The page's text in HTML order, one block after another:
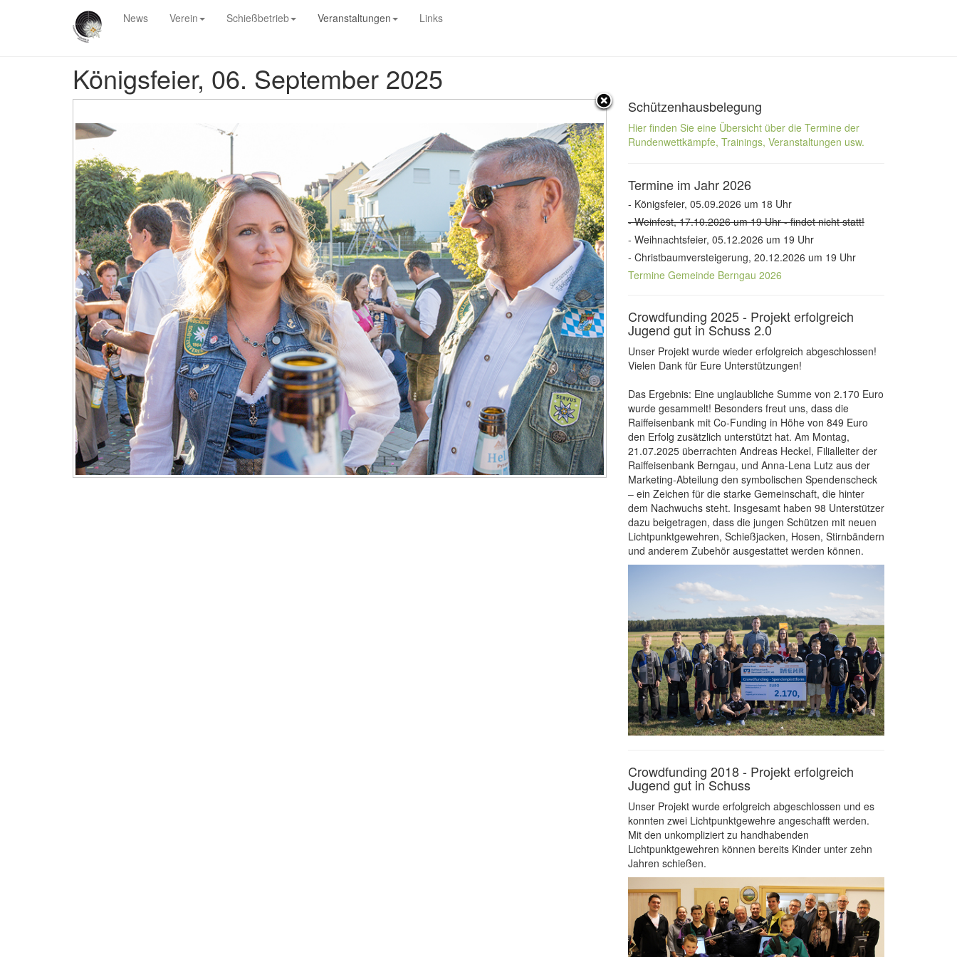
News Verein Schießbetrieb Veranstaltungen Links
Königsfeier, 06. September 2025
Schützenhausbelegung
Hier finden Sie eine Übersicht über die Termine der
Rundenwettkämpfe, Trainings, Veranstaltungen usw.
Termine im Jahr 2026
- Königsfeier, 05.09.2026 um 18 Uhr
- Weinfest, 17.10.2026 um 19 Uhr - findet nicht statt!
- Weihnachtsfeier, 05.12.2026 um 19 Uhr
- Christbaumversteigerung, 20.12.2026 um 19 Uhr
Termine Gemeinde Berngau 2026
Crowdfunding 2025 - Projekt erfolgreich
Jugend gut in Schuss 2.0
Unser Projekt wurde wieder erfolgreich abgeschlossen!
Vielen Dank für Eure Unterstützungen!
Das Ergebnis: Eine unglaubliche Summe von 2.170 Euro
wurde gesammelt! Besonders freut uns, dass die
Raiffeisenbank mit Co-Funding in Höhe von 849 Euro
den Erfolg zusätzlich unterstützt hat. Am Montag,
21.07.2025 überrachten Andreas Heckel, Filialleiter der
Raiffeisenbank Berngau, und Anna-Lena Lutz aus der
Marketing-Abteilung den symbolischen Spendenscheck
– ein Zeichen für die starke Gemeinschaft, die hinter
dem Nachwuchs steht. Insgesamt haben 98 Unterstützer
dazu beigetragen, dass die jungen Schützen mit neuen
Lichtpunktgewehren, Schießjacken, Hosen, Stirnbändern
und anderem Zubehör ausgestattet werden können.
Crowdfunding 2018 - Projekt erfolgreich
Jugend gut in Schuss
Unser Projekt wurde erfolgreich abgeschlossen und es
konnten zwei Lichtpunktgewehre angeschafft werden.
Mit den unkompliziert zu handhabenden
Lichtpunktgewehren können bereits Kinder unter zehn
Jahren schießen.